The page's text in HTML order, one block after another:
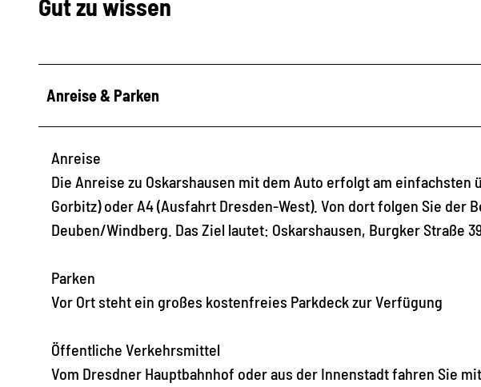
Gut zu wissen
Anreise & Parken
Anreise
Die Anreise zu Oskarshausen mit dem Auto erfolgt am einfachsten
Gorbitz) oder A4 (Ausfahrt Dresden-West). Von dort folgen Sie der
Deuben/Windberg. Das Ziel lautet: Oskarshausen, Burgker Straße
Parken
Vor Ort steht ein großes kostenfreies Parkdeck zur Verfügung
Öffentliche Verkehrsmittel
Vom Dresdner Hauptbahnhof oder aus der Innenstadt fahren Sie